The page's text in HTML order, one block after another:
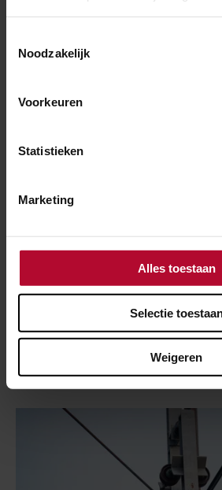
Noodzakelijk
Voorkeuren
Statistieken
Marketing
Alles toestaan
Selectie
Weigeren
Tijdelijk onderstation
week operationeel
21 juni 2026